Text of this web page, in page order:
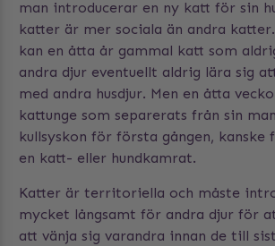
man introducerar en ny katt för sin
katter är mer sociala än andra
kan en åtta år gammal katt som
andra djur eventuellt aldrig lära sig
med andra husdjur. Men en åtta
kattunge som separerats från sin
kullsyskon för första gången, kanske
en katt- eller hundkamrat.
Katter är territoriella och måste
mycket långsamt för andra djur för
att vänja sig varandra innan de till